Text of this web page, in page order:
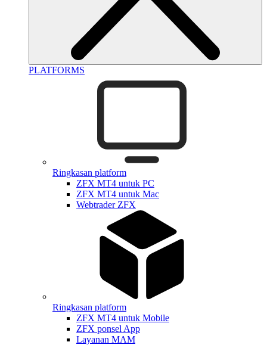
PLATFORMS
Ringkasan platform
ZFX MT4 untuk PC
ZFX MT4 untuk Mac
Webtrader ZFX
Ringkasan platform
ZFX MT4 untuk Mobile
ZFX ponsel App
Layanan MAM